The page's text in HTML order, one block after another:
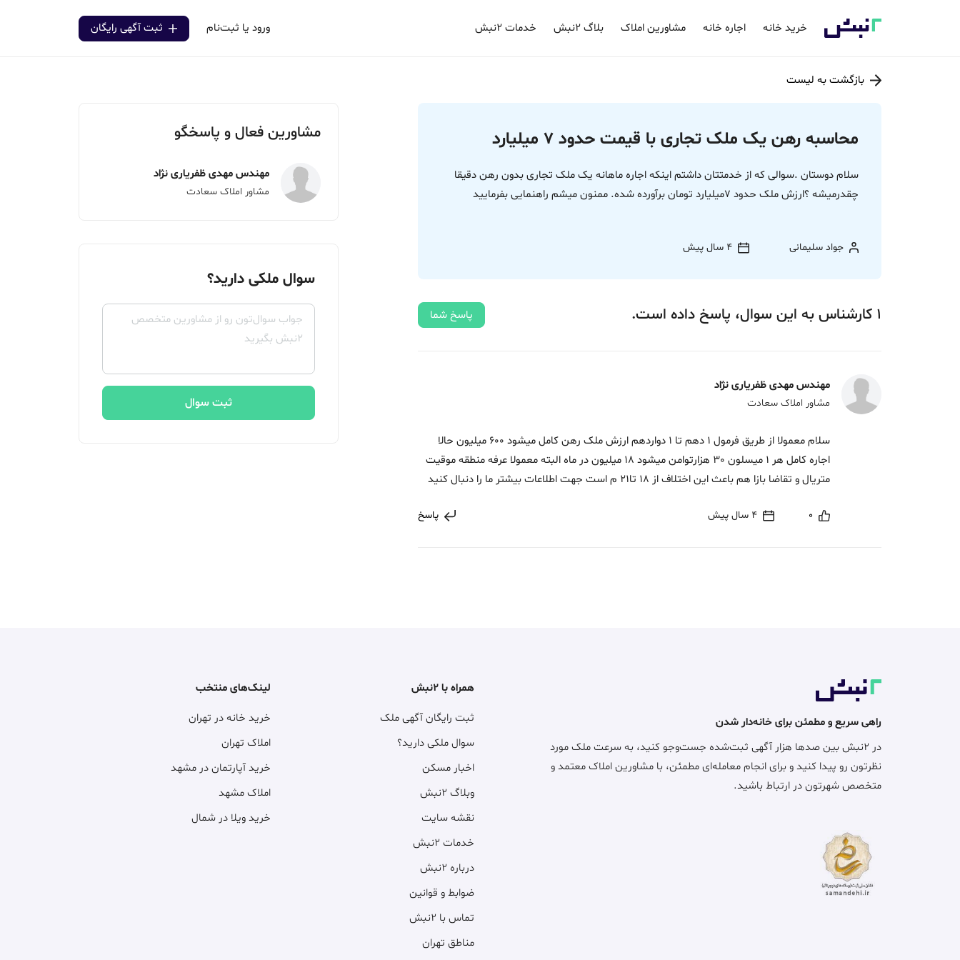
خرید خانه اجاره خانه مشاورین املاک بلاگ ۲نبش خدمات ۲نبش ورود یا ثبت‌نام ثبت آگهی رایگان
بازگشت به لیست
محاسبه رهن یک ملک تجاری با قیمت حدود 7 میلیارد
سلام دوستان .سوالی که از خدمتتان داشتم اینکه اجاره ماهانه یک ملک تجاری بدون رهن دقیقا
چقدرمیشه ؟ارزش ملک حدود 7میلیارد تومان برآورده شده. ممنون میشم راهنمایی بفرمایید
جواد سلیمانی 4 سال پیش
1 کارشناس به این سوال، پاسخ داده‌ است. پاسخ شما
مهندس مهدی ظفریاری نژاد
مشاور املاک سعادت
سلام معمولا از طریق فرمول 1 دهم تا 1 دواردهم ارزش ملک رهن کامل میشود 600 میلیون حالا
اجاره کامل هر 1 میسلون 30 هزارتوامن میشود 18 میلیون در ماه البته معمولا عرفه منطقه موقیت
متریال و تقاضا بازا هم باعث این اختلاف از 18 تا21 م است جهت اطلاعات بیشتر ما را دنبال کنید
0 4 سال پیش پاسخ
مشاورین فعال و پاسخگو
مهندس مهدی ظفریاری نژاد
مشاور املاک سعادت
سوال ملکی دارید؟
ثبت سوال
راهی سریع و مطمئن برای خانه‌دار شدن
در ۲نبش بین صدها هزار آگهی ثبت‌شده جست‌وجو کنید، به سرعت ملک مورد
نظرتون رو پیدا کنید و برای انجام معامله‌ای مطمئن، با مشاورین املاک معتمد و
متخصص شهرتون در ارتباط باشید.
همراه با ۲نبش
ثبت رایگان آگهی ملک
سوال ملکی دارید؟
اخبار مسکن
وبلاگ ۲نبش
نقشه سایت
خدمات ۲نبش
درباره ۲نبش
ضوابط و قوانین
تماس با ۲نبش
مناطق تهران
لینک‌های منتخب
خرید خانه در تهران
املاک تهران
خرید آپارتمان در مشهد
املاک مشهد
خرید ویلا در شمال